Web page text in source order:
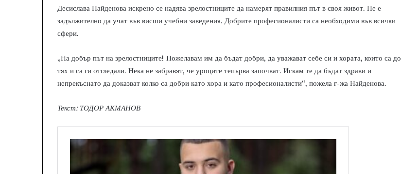
Десислава Найденова искрено се надява зрелостниците да намерят правилния път в своя живот. Не е
задължително да учат във висши учебни заведения. Добрите професионалисти са необходими във всички
сфери.
„На добър път на зрелостниците! Пожелавам им да бъдат добри, да уважават себе си и хората, които са до
тях и са ги отгледали. Нека не забравят, че уроците тепърва започват. Искам те да бъдат здрави и
непрекъснато да доказват колко са добри като хора и като професионалисти“, пожела г-жа Найденова.
Текст: ТОДОР АКМАНОВ